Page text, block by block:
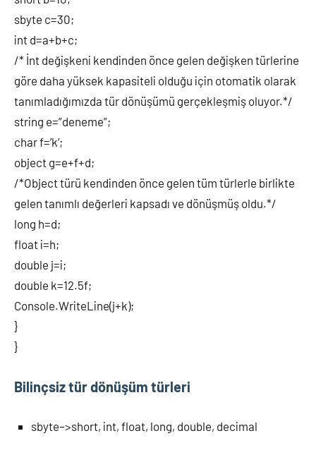
sbyte c=30;
int d=a+b+c;
/* İnt değişkeni kendinden önce gelen değişken türlerine
göre daha yüksek kapasiteli olduğu için otomatik olarak
tanımladığımızda tür dönüşümü gerçekleşmiş oluyor.*/
string e=”deneme”;
char f=’k’;
object g=e+f+d;
/*Object türü kendinden önce gelen tüm türlerle birlikte
gelen tanımlı değerleri kapsadı ve dönüşmüş oldu.*/
long h=d;
float i=h;
double j=i;
double k=12.5f;
Console.WriteLine(j+k);
}
}
Bilinçsiz tür dönüşüm türleri
sbyte–>short, int, float, long, double, decimal